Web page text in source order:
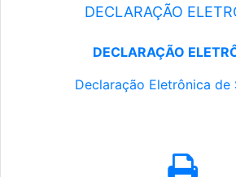
DECLARAÇÃO
DECLARAÇÃO
Declaração Eletrônica de